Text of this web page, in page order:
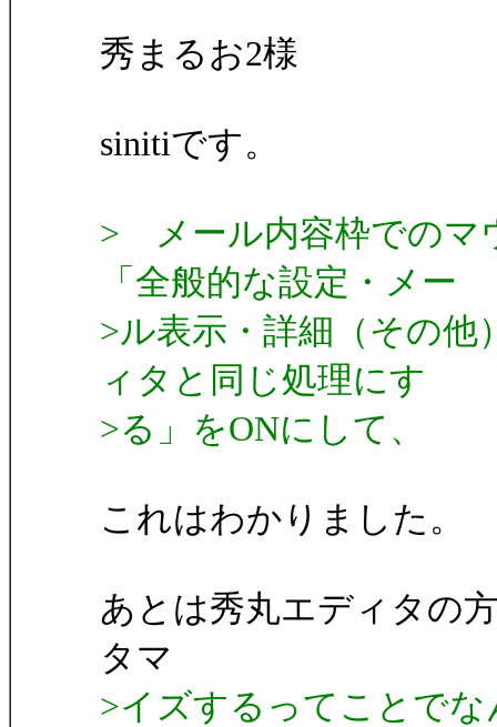
秀まるお2様
sinitiです。
> メール内容枠でのマ
「全般的な設定・メー
>ル表示・詳細（その
ィタと同じ処理にす
>る」をONにして、
これはわかりました。
あとは秀丸エディタの
タマ
>イズするってことで